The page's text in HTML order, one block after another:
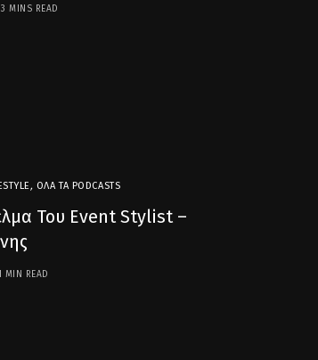
3 MINS READ
, ΌΛΑ ΤΑ PODCASTS
Του Event Stylist –
MIN READ